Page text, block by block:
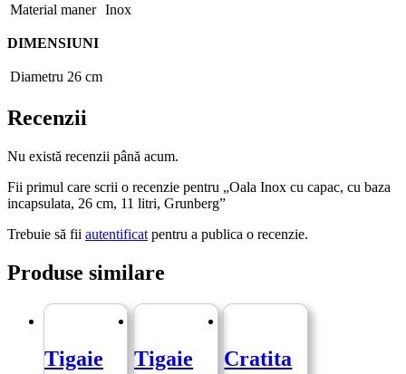
Material maner Inox
DIMENSIUNI
Diametru 26 cm
Recenzii
Nu există recenzii până acum.
Fii primul care scrii o recenzie pentru „Oala Inox cu capac, cu baza
incapsulata, 26 cm, 11 litri, Grunberg”
Trebuie să fii autentificat pentru a publica o recenzie.
Produse similare
Tigaie
Tigaie
Cratita